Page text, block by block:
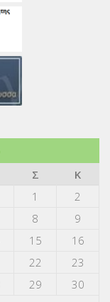
Σ
Κ
1
2
8
9
15
16
22
23
29
30